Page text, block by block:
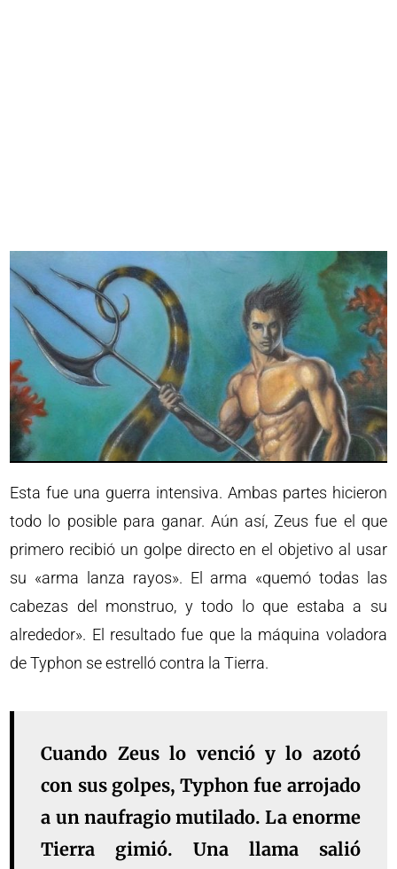
Esta fue una guerra intensiva. Ambas partes hicieron
todo lo posible para ganar. Aún así, Zeus fue el que
primero recibió un golpe directo en el objetivo al usar
su «arma lanza rayos». El arma «quemó todas las
cabezas del monstruo, y todo lo que estaba a su
alrededor». El resultado fue que la máquina voladora
de Typhon se estrelló contra la Tierra.
Cuando Zeus lo venció y lo azotó
con sus golpes, Typhon fue arrojado
a un naufragio mutilado. La enorme
Tierra gimió. Una llama salió